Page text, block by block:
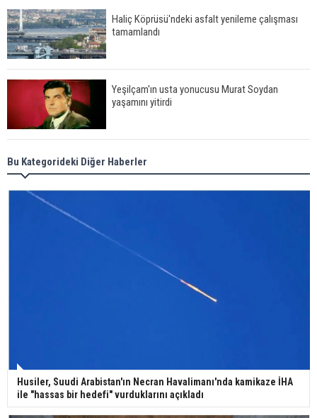
Haliç Köprüsü'ndeki asfalt yenileme çalışması
tamamlandı
Yeşilçam'ın usta yonucusu Murat Soydan
yaşamını yitirdi
Meral Akşener ile Müsavat Dervişoğlu cenazede
görüntülendi
Bilim kurgu gerçekleşiyor... Dondurulmuş
Ünlü türkücü Mahmut Tuncer estetik operasyon
geçirdi: Son hali gündem oldu
Bu Kategorideki Diğer Haberler
Husiler, Suudi Arabistan'ın Necran Havalimanı'nda kamikaze İHA
ile "hassas bir hedefi" vurduklarını açıkladı